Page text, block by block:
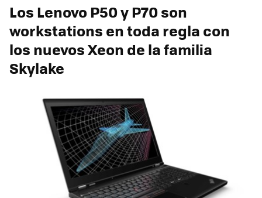
Los Lenovo P50 y P70 son
workstations en toda regla con
los nuevos Xeon de la familia
Skylake